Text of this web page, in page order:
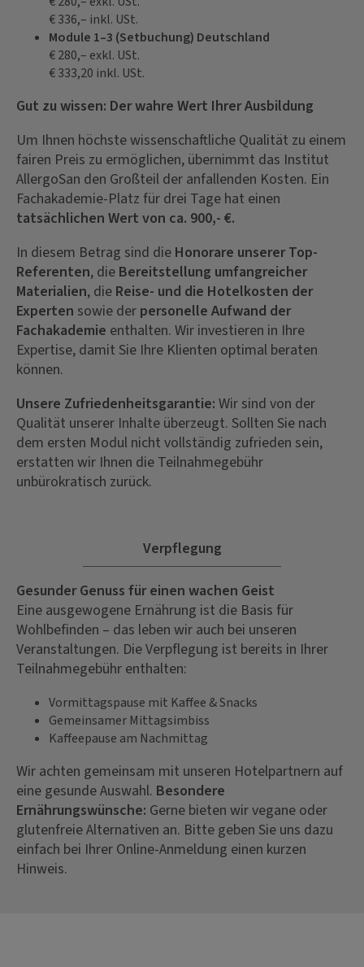
€ 336,– inkl. USt.
Module 1–3 (Setbuchung) Deutschland
€ 280,– exkl. USt.
€ 333,20 inkl. USt.
Gut zu wissen: Der wahre Wert Ihrer Ausbildung
Um Ihnen höchste wissenschaftliche Qualität zu einem
fairen Preis zu ermöglichen, übernimmt das Institut
AllergoSan den Großteil der anfallenden Kosten. Ein
Fachakademie-Platz für drei Tage hat einen
tatsächlichen Wert von ca. 900,- €.
In diesem Betrag sind die Honorare unserer Top-
Referenten, die Bereitstellung umfangreicher
Materialien, die Reise- und die Hotelkosten der
Experten sowie der personelle Aufwand der
Fachakademie enthalten. Wir investieren in Ihre
Expertise, damit Sie Ihre Klienten optimal beraten
können.
Unsere Zufriedenheitsgarantie: Wir sind von der
Qualität unserer Inhalte überzeugt. Sollten Sie nach
dem ersten Modul nicht vollständig zufrieden sein,
erstatten wir Ihnen die Teilnahmegebühr
unbürokratisch zurück.
Verpflegung
Gesunder Genuss für einen wachen Geist
Eine ausgewogene Ernährung ist die Basis für
Wohlbefinden – das leben wir auch bei unseren
Veranstaltungen. Die Verpflegung ist bereits in Ihrer
Teilnahmegebühr enthalten:
Vormittagspause mit Kaffee & Snacks
Gemeinsamer Mittagsimbiss
Kaffeepause am Nachmittag
Wir achten gemeinsam mit unseren Hotelpartnern auf
eine gesunde Auswahl. Besondere
Ernährungswünsche: Gerne bieten wir vegane oder
glutenfreie Alternativen an. Bitte geben Sie uns dazu
einfach bei Ihrer Online-Anmeldung einen kurzen
Hinweis.